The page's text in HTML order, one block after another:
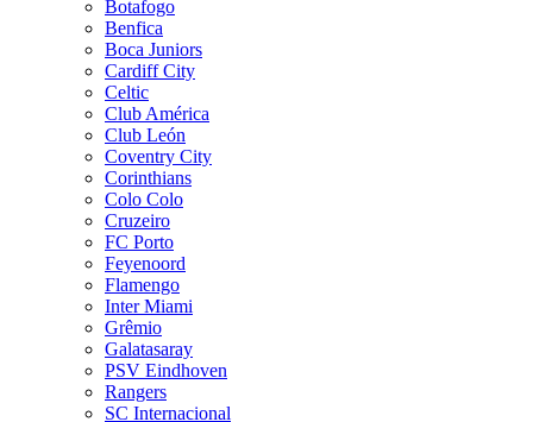
Botafogo
Benfica
Boca Juniors
Cardiff City
Celtic
Club América
Club León
Coventry City
Corinthians
Colo Colo
Cruzeiro
FC Porto
Feyenoord
Flamengo
Inter Miami
Grêmio
Galatasaray
PSV Eindhoven
Rangers
SC Internacional